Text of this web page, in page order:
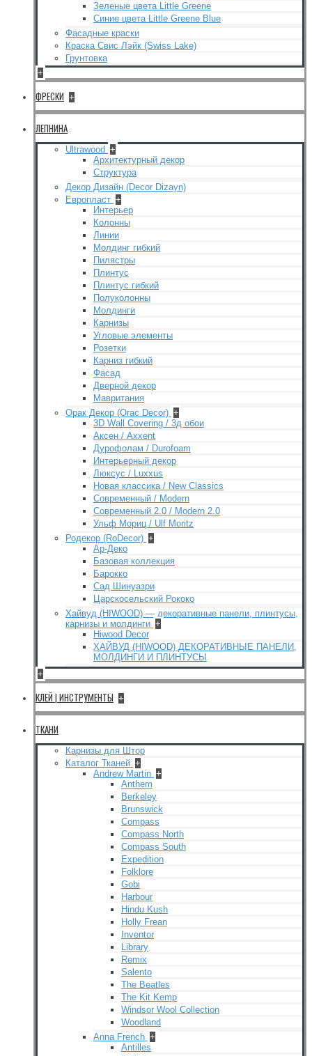
Зеленые цвета Little Greene
Синие цвета Little Greene Blue
Фасадные краски
Краска Свис Лэйк (Swiss Lake)
Грунтовка
+
ФРЕСКИ +
ЛЕПНИНА
Ultrawood +
Архитектурный декор
Структура
Декор Дизайн (Decor Dizayn)
Европласт +
Интерьер
Колонны
Линии
Молдинг гибкий
Пилястры
Плинтус
Плинтус гибкий
Полуколонны
Молдинги
Карнизы
Угловые элементы
Розетки
Карниз гибкий
Фасад
Дверной декор
Мавритания
Орак Декор (Orac Decor) +
3D Wall Covering / 3д обои
Аксен / Axxent
Дурофолам / Durofoam
Интерьерный декор
Люксус / Luxxus
Новая классика / New Classics
Современный / Modern
Современный 2.0 / Modern 2.0
Ульф Мориц / Ulf Moritz
Родекор (RoDecor) +
Ар-Деко
Базовая коллекция
Барокко
Сад Шинуазри
Царскосельский Рококо
Хайвуд (HIWOOD) — декоративные панели, плинтусы,
карнизы и молдинги +
Hiwood Decor
ХАЙВУД (HIWOOD) ДЕКОРАТИВНЫЕ ПАНЕЛИ,
МОЛДИНГИ И ПЛИНТУСЫ
+
КЛЕЙ | ИНСТРУМЕНТЫ +
ТКАНИ
Карнизы для Штор
Каталог Тканей +
Andrew Martin +
Anthem
Berkeley
Brunswick
Compass
Compass North
Compass South
Expedition
Folklore
Gobi
Harbour
Hindu Kush
Holly Frean
Inventor
Library
Remix
Salento
The Beatles
The Kit Kemp
Windsor Wool Collection
Woodland
Anna French +
Antilles